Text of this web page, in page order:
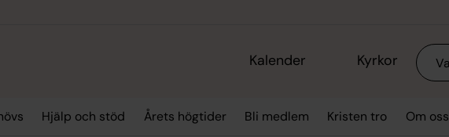
Kalender Kyrkor Sök
Hjälp och stöd Årets högtider Bli medlem Kristen tro Om oss